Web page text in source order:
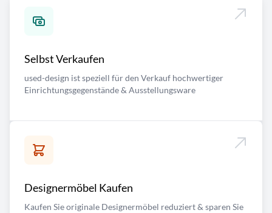
Selbst Verkaufen
used-design ist speziell für den Verkauf hochwertiger
Einrichtungsgegenstände & Ausstellungsware
Designermöbel Kaufen
Kaufen Sie originale Designermöbel reduziert & sparen Sie